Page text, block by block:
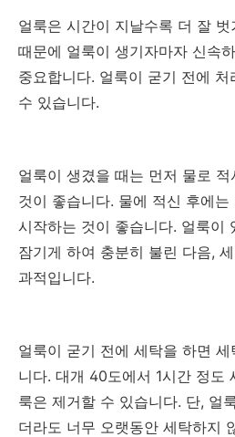
얼룩은 시간이 지날수록 더 잘
때문에 얼룩이 생기자마자 신속
중요합니다. 얼룩이 굳기 전에
수 있습니다.
얼룩이 생겼을 때는 먼저 물로
것이 좋습니다. 물에 적신 후에
시작하는 것이 좋습니다. 얼룩이
잠기게 하여 충분히 불린 다음,
과적입니다.
얼룩이 굳기 전에 세탁을 하면
니다. 대개 40도에서 1시간 정도
룩은 제거할 수 있습니다. 단, 얼
더라도 너무 오랫동안 세탁하지